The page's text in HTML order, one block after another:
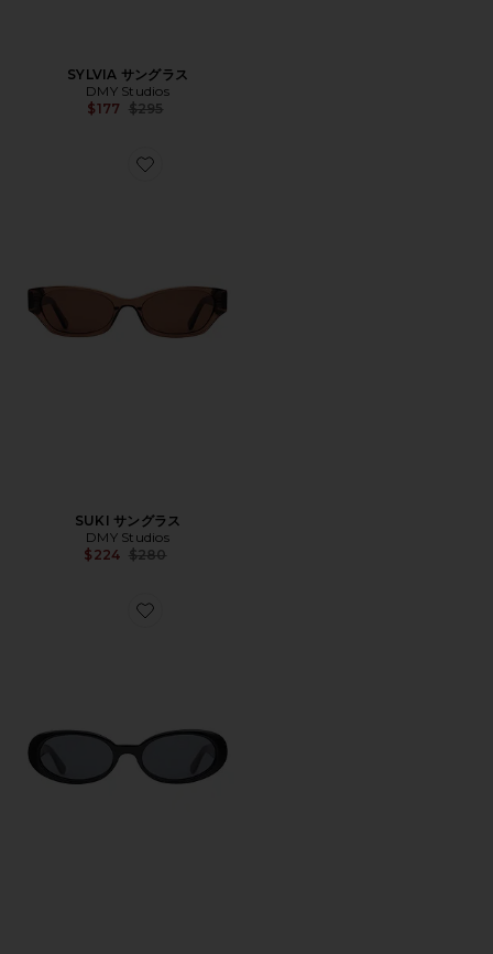
SYLVIA サングラス
DMY Studios
$177 Previous price:
$295
Favorite SUKI サングラス
SUKI サングラス
DMY Studios
$224 Previous price:
$280
Favorite VALENTINA サングラス